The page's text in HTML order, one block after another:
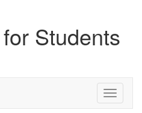
Students
Toggle